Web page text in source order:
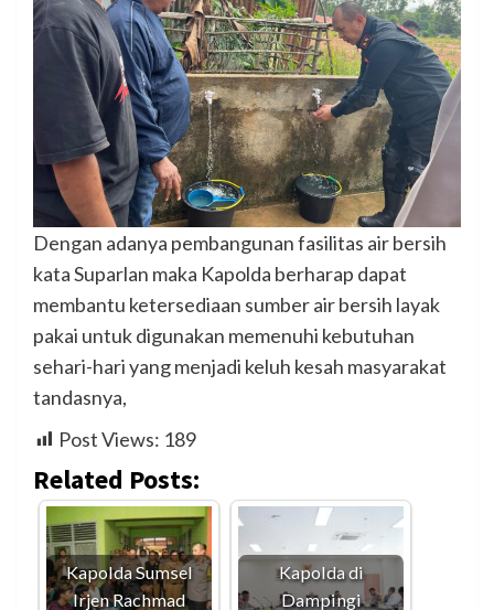
Dengan adanya pembangunan fasilitas air bersih
kata Suparlan maka Kapolda berharap dapat
membantu ketersediaan sumber air bersih layak
pakai untuk digunakan memenuhi kebutuhan
sehari-hari yang menjadi keluh kesah masyarakat
tandasnya,
Post Views: 189
Related Posts:
Kapolda Sumsel
Irjen Rachmad
Kapolda di
Dampingi